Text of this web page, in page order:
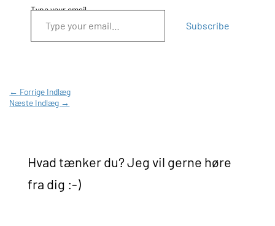
Type your email…
Subscribe
← Forrige Indlæg
Næste Indlæg →
Hvad tænker du? Jeg vil gerne høre
fra dig :-)